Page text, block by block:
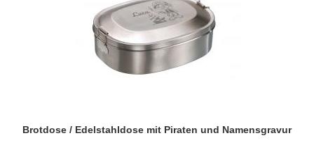
Brotdose / Edelstahldose mit Piraten und Namensgravur